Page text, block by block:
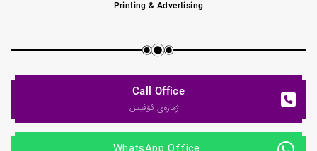
Printing & Advertising
Call Office
ژماره‌ی ئۆفیس